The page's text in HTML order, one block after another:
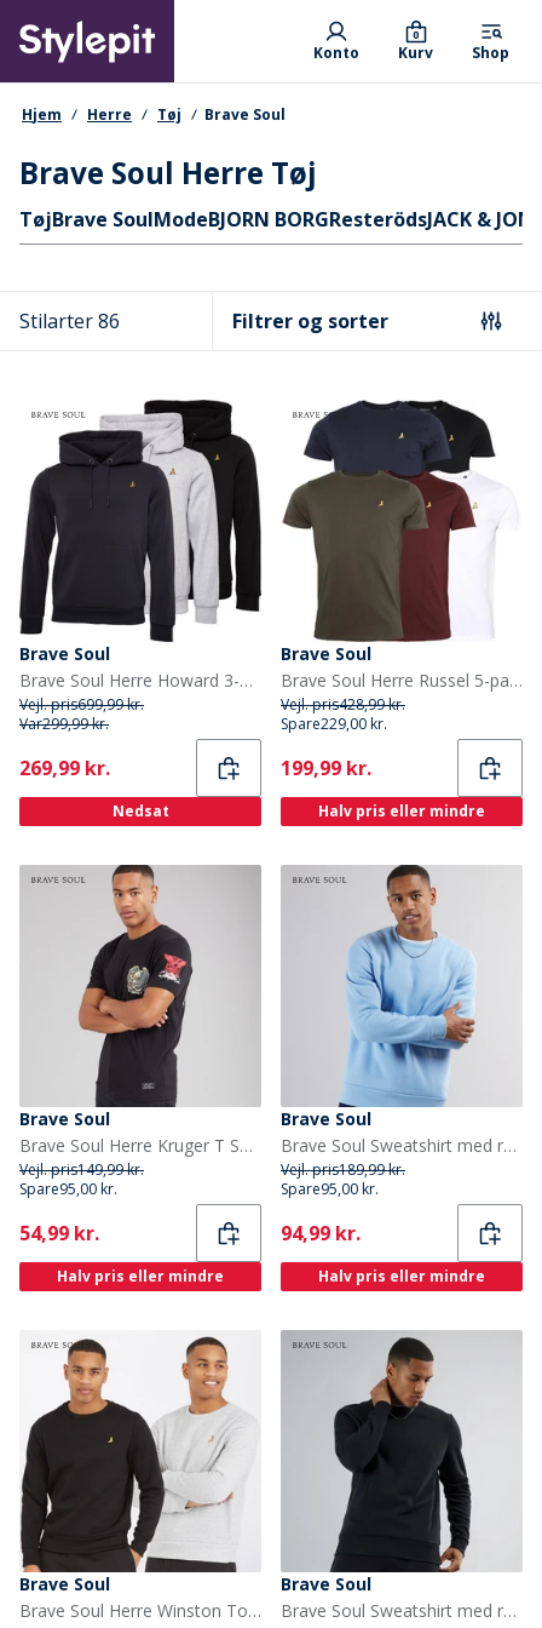
main
content
Primary departments
Konto Kurv
0
Shop
navigationssti
Hjem Herre Tøj Brave Soul
Brave Soul Herre Tøj
Hurtige links
TøjBrave SoulModeBJORN BORGResterödsJACK &
Stilarter 86 Filtrer og sorter
Brave Soul
Brave Soul Herre Howard 3-pak Hoodies Sort/Grå/Blå
Vejl. pris699,99 kr.
Var299,99 kr.
Current
269,99 kr.
Nedsat
Brave Soul
Brave Soul Herre Russel 5-pak T-shirts Sort/Hvid/Blå/Khaki/Burgunder
Vejl. pris428,99 kr.
Spare229,00 kr.
Current
199,99 kr.
Halv pris eller mindre
Brave Soul
Brave Soul Herre Kruger T Shirt Jet Black/Multi Colour Print
Vejl. pris149,99 kr.
Spare95,00 kr.
Current
54,99 kr.
Halv pris eller mindre
Brave Soul
Brave Soul Sweatshirt med rund hals til Herre Arktisk Blå
Vejl. pris189,99 kr.
Spare95,00 kr.
Current
94,99 kr.
Halv pris eller mindre
Brave Soul
Brave Soul Herre Winston To-pakke Trøjer Sort/Grå
Brave Soul
Brave Soul Sweatshirt med rund hals i sort til herre